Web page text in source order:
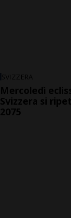
SVIZZERA
Mercoledì
Svizzera si
2075